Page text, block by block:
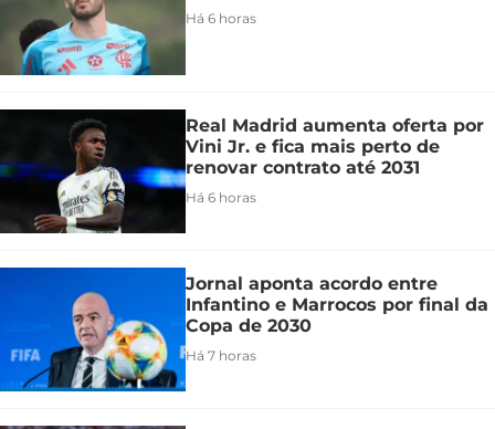
Há 6 horas
Real Madrid aumenta oferta por
Vini Jr. e fica mais perto de
renovar contrato até 2031
Há 6 horas
Jornal aponta acordo entre
Infantino e Marrocos por final da
Copa de 2030
Há 7 horas